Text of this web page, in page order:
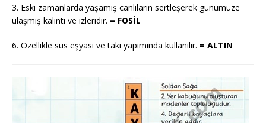
3. Eski zamanlarda yaşamış canlıların sertleşerek günümüze
ulaşmış kalıntı ve izleridir. = FOSİL
6. Özellikle süs eşyası ve takı yapımında kullanılır. = ALTIN